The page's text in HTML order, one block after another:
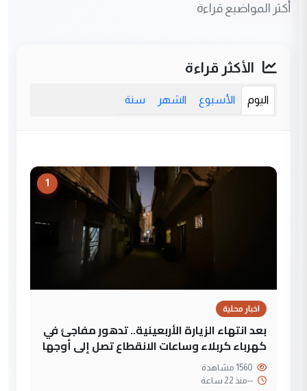
أكثر المواضيع قراءة
الأكثر قراءة
اليوم الأسبوع الشهر سنة
1
اخبار محلية
بعد انتهاء الزيارة الأربعينية.. تدهور مفاجئ في
كهرباء كربلاء وساعات الانقطاع تصل إلى أوجها
--منذ 22 ساعة